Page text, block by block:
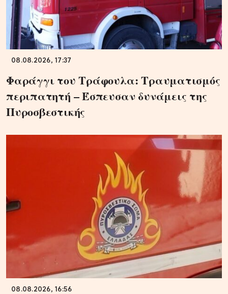
08.08.2026, 17:37
Φαράγγι του Τράφουλα: Τραυματισμός
περιπατητή – Έσπευσαν δυνάμεις της
Πυροσβεστικής
08.08.2026, 16:56